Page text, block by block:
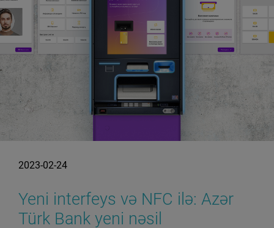
2023-02-24
Yeni interfeys və NFC ilə: Azər
Türk Bank yeni nəsil